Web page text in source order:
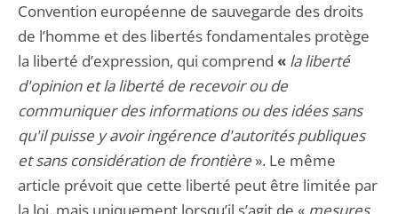
Convention européenne de sauvegarde des droits
de l’homme et des libertés fondamentales protège
la liberté d’expression, qui comprend « la liberté
d'opinion et la liberté de recevoir ou de
communiquer des informations ou des idées sans
qu'il puisse y avoir ingérence d'autorités publiques
et sans considération de frontière ». Le même
article prévoit que cette liberté peut être limitée par